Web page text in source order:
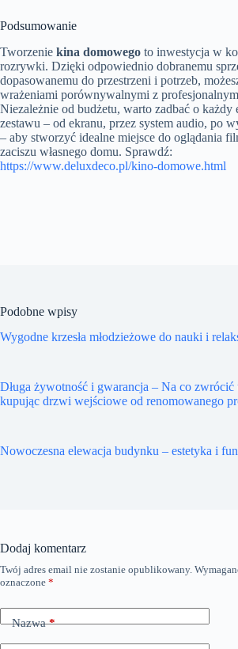
Podsumowanie
Tworzenie kina domowego to inwestycja w
rozrywki. Dzięki odpowiednio dobranemu
dopasowanemu do przestrzeni i potrzeb,
wrażeniami porównywalnymi z
Niezależnie od budżetu, warto zadbać o każdy
zestawu – od ekranu, przez system audio, po
– aby stworzyć idealne miejsce do oglądania
zaciszu własnego domu. Sprawdź:
https://www.deluxdeco.pl/kino-domowe.html
Podobne wpisy
Wygodne krzesła młodzieżowe do nauki i
Długa żywotność i gwarancja – Na co zwrócić
kupując drzwi wejściowe od renomowanego
Nowoczesna elewacja budynku – estetyka i
Dodaj komentarz
Twój adres email nie zostanie opublikowany.
oznaczone *
Nazwa*